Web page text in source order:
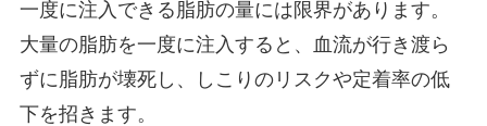
一度に注入できる脂肪の量には限界があります。
大量の脂肪を一度に注入すると、血流が行き渡ら
ずに脂肪が壊死し、しこりのリスクや定着率の低
下を招きます。